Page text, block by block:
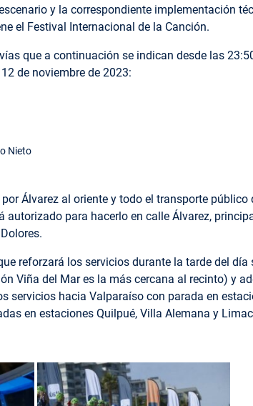
y la correspondiente implementación
el Festival Internacional de la Canción.
que a continuación se indican desde las
de noviembre de 2023:
Nieto
Álvarez al oriente y todo el transporte
autorizado para hacerlo en calle Álvarez,
reforzará los servicios durante la tarde del día
Viña del Mar es la más cercana al recinto) y
servicios hacia Valparaíso con parada en
en estaciones Quilpué, Villa Alemana y